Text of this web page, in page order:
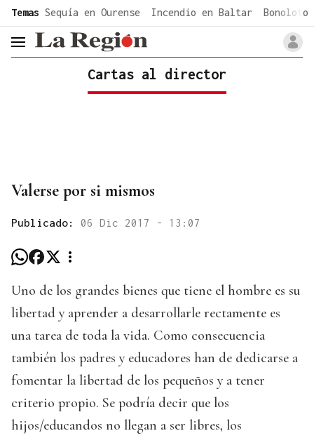
common.go-to-content
Temas Sequía en Ourense Incendio en Baltar Bonoloto
header.menu.open
Cartas al director
Valerse por si mismos
Publicado: 06 Dic 2017 - 13:07
Uno de los grandes bienes que tiene el hombre es su
libertad y aprender a desarrollarle rectamente es
una tarea de toda la vida. Como consecuencia
también los padres y educadores han de dedicarse a
fomentar la libertad de los pequeños y a tener
criterio propio. Se podría decir que los
hijos/educandos no llegan a ser libres, los